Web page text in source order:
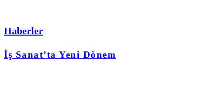
Haberler
İş Sanat’ta Yeni Dönem